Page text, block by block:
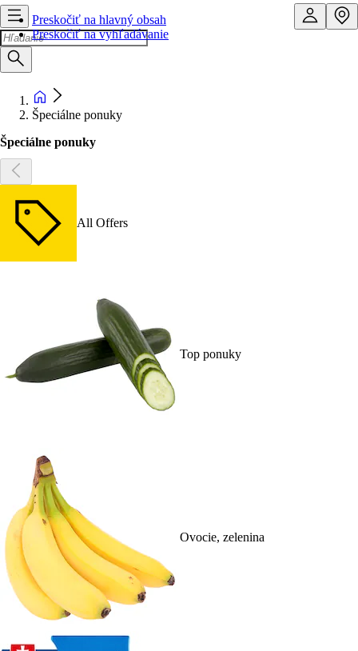
Preskočiť na hlavný obsah
Preskočiť na vyhľadávanie
Špeciálne ponuky
Špeciálne ponuky
All Offers
Top ponuky
Ovocie, zelenina